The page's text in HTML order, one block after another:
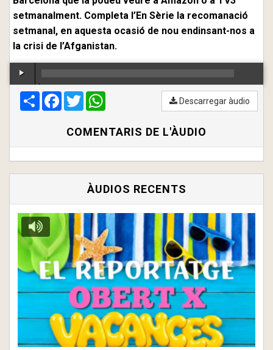
setmanalment. Completa l’En Sèrie la recomanació
setmanal, en aquesta ocasió de nou endinsant-nos a
la crisi de l’Afganistan.
00:00/ 00:00
CompartirFacebook
Twitter Descarregar àudio
COMENTARIS DE L'ÀUDIO
ÀUDIOS RECENTS